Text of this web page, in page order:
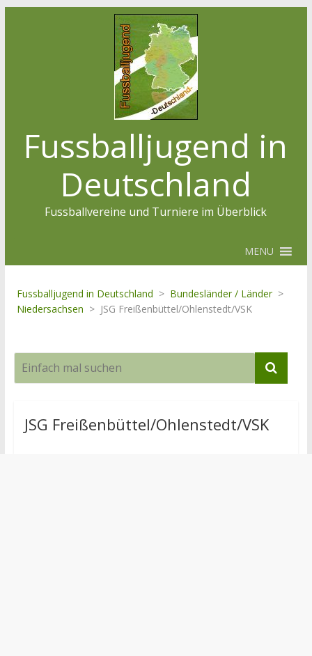
Fussballjugend in
Deutschland
Fussballvereine und Turniere im Überblick
MENU
Fussballjugend in Deutschland > Bundesländer / Länder >
Niedersachsen > JSG Freißenbüttel/Ohlenstedt/VSK
JSG Freißenbüttel/Ohlenstedt/VSK